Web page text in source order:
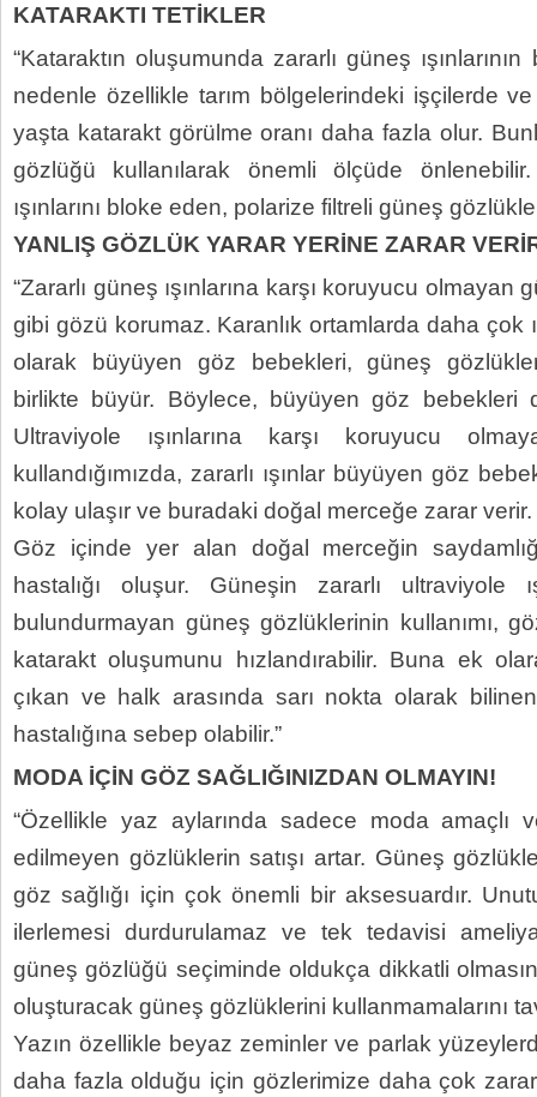
KATARAKTI TETİKLER
“Kataraktın oluşumunda zararlı güneş
nedenle özellikle tarım bölgelerindeki işçilerde
yaşta katarakt görülme oranı daha fazla olur.
gözlüğü kullanılarak önemli ölçüde
ışınlarını bloke eden, polarize filtreli güneş
YANLIŞ GÖZLÜK YARAR YERİNE ZARAR
“Zararlı güneş ışınlarına karşı koruyucu olmayan
gibi gözü korumaz. Karanlık ortamlarda daha çok
olarak büyüyen göz bebekleri, güneş
birlikte büyür. Böylece, büyüyen göz bebekleri
Ultraviyole ışınlarına karşı koruyucu
kullandığımızda, zararlı ışınlar büyüyen göz
kolay ulaşır ve buradaki doğal merceğe zarar verir.
Göz içinde yer alan doğal merceğin
hastalığı oluşur. Güneşin zararlı ultraviyole
bulundurmayan güneş gözlüklerinin kullanımı,
katarakt oluşumunu hızlandırabilir. Buna ek
çıkan ve halk arasında sarı nokta olarak
hastalığına sebep olabilir.”
MODA İÇİN GÖZ SAĞLIĞINIZDAN OLMAYIN!
“Özellikle yaz aylarında sadece moda amaçlı
edilmeyen gözlüklerin satışı artar. Güneş
göz sağlığı için çok önemli bir aksesuardır.
ilerlemesi durdurulamaz ve tek tedavisi
güneş gözlüğü seçiminde oldukça dikkatli
oluşturacak güneş gözlüklerini kullanmamalarını
Yazın özellikle beyaz zeminler ve parlak
daha fazla olduğu için gözlerimize daha çok